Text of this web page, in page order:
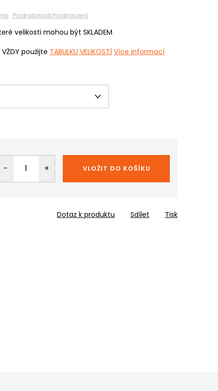
Podrobnosti hodnocení
velikosti mohou být SKLADEM
použijte TABULKU VELIKOSTÍ Více informací
VLOŽIT DO KOŠÍKU
Tisk
Dotaz k produktu Sdílet